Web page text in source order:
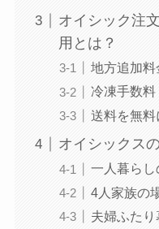
オイシック注
用とは？
地方追加料
冷凍手数料
送料を無料
オイシックス
一人暮らし
4人家族の
夫婦ふた